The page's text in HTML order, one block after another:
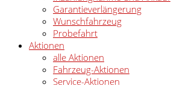
Garantieverlängerung
Wunschfahrzeug
Probefahrt
Aktionen
alle Aktionen
Fahrzeug-Aktionen
Service-Aktionen